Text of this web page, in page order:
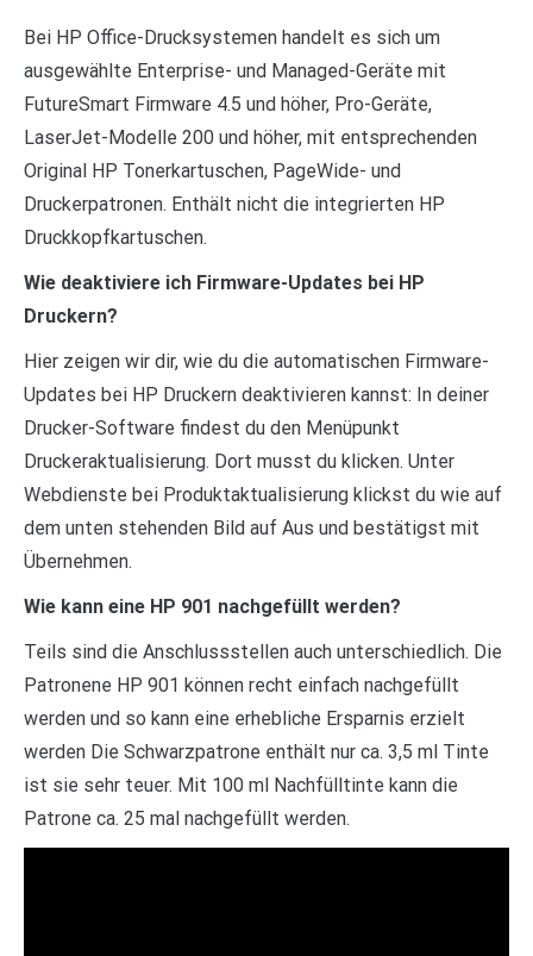
Bei HP Office-Drucksystemen handelt es sich um
ausgewählte Enterprise- und Managed-Geräte mit
FutureSmart Firmware 4.5 und höher, Pro-Geräte,
LaserJet-Modelle 200 und höher, mit entsprechenden
Original HP Tonerkartuschen, PageWide- und
Druckerpatronen. Enthält nicht die integrierten HP
Druckkopfkartuschen.
Wie deaktiviere ich Firmware-Updates bei HP
Druckern?
Hier zeigen wir dir, wie du die automatischen Firmware-
Updates bei HP Druckern deaktivieren kannst: In deiner
Drucker-Software findest du den Menüpunkt
Druckeraktualisierung. Dort musst du klicken. Unter
Webdienste bei Produktaktualisierung klickst du wie auf
dem unten stehenden Bild auf Aus und bestätigst mit
Übernehmen.
Wie kann eine HP 901 nachgefüllt werden?
Teils sind die Anschlussstellen auch unterschiedlich. Die
Patronene HP 901 können recht einfach nachgefüllt
werden und so kann eine erhebliche Ersparnis erzielt
werden Die Schwarzpatrone enthält nur ca. 3,5 ml Tinte
ist sie sehr teuer. Mit 100 ml Nachfülltinte kann die
Patrone ca. 25 mal nachgefüllt werden.